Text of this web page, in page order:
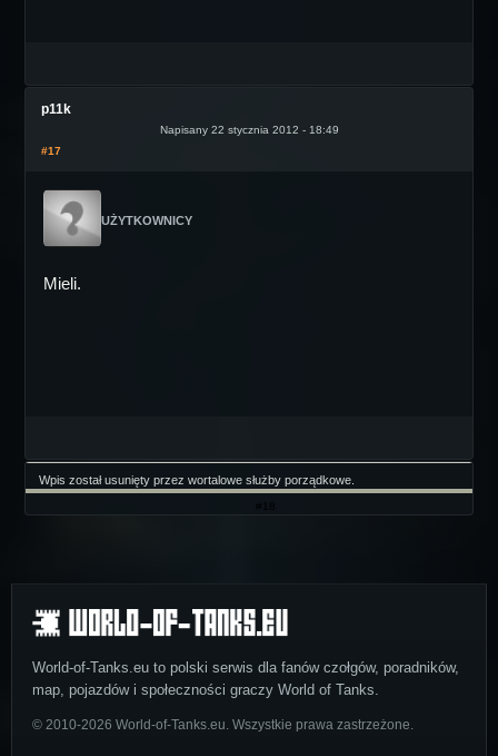
p11k
Napisany 22 stycznia 2012 - 18:49
#17
UŻYTKOWNICY
Mieli.
Wpis został usunięty przez wortalowe służby porządkowe.
#18
World-of-Tanks.eu to polski serwis dla fanów czołgów, poradników,
map, pojazdów i społeczności graczy World of Tanks.
© 2010-2026 World-of-Tanks.eu. Wszystkie prawa zastrzeżone.